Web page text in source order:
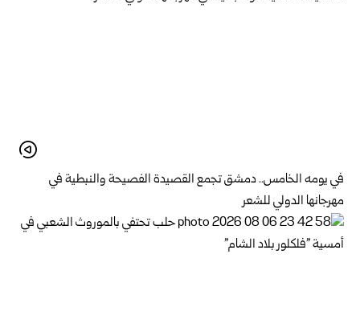
في يومه الخامس.. دمشق تجمع القصيدة الفصيحة والنبطية في
مهرجانها الدولي للشعر